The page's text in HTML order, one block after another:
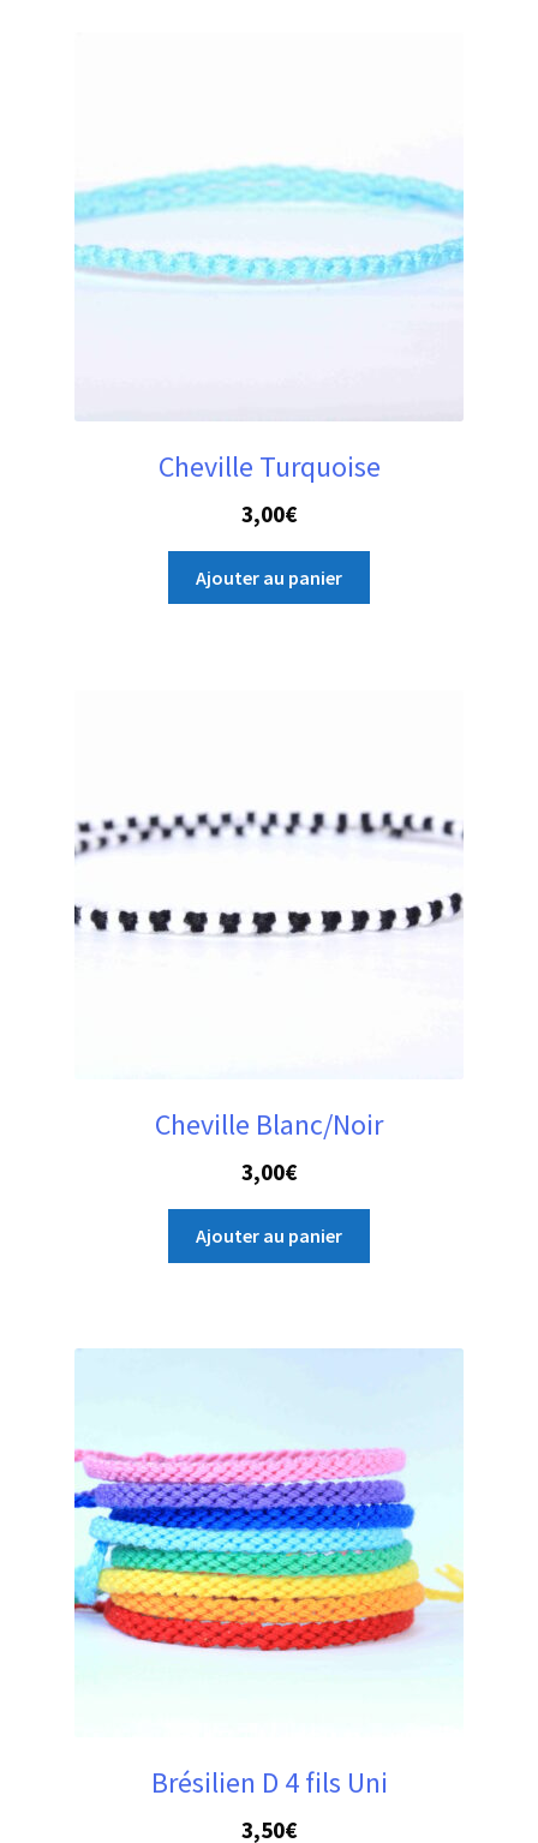
Cheville Turquoise
3,00€
Ajouter au panier
Cheville Blanc/Noir
3,00€
Ajouter au panier
Brésilien D 4 fils Uni
3,50€